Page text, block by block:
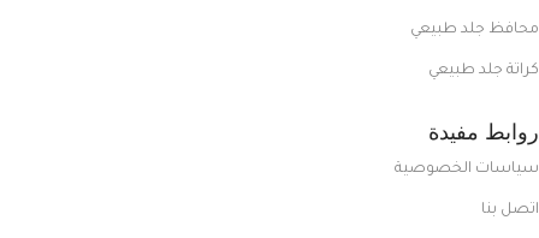
محافظ جلد طبيعي
كراتة جلد طبيعي
روابط مفيدة
سياسات الخصوصية
اتصل بنا